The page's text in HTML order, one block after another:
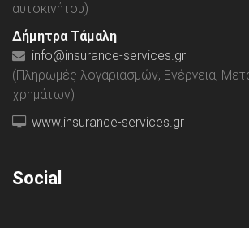
αυτοκινήτου)
Δήμητρα Τάμαλη
info@insurance-services.gr
(Πληρωμές λογαριασμών, Ενέργεια,
χρημάτων)
www.insurance-services.gr
Social